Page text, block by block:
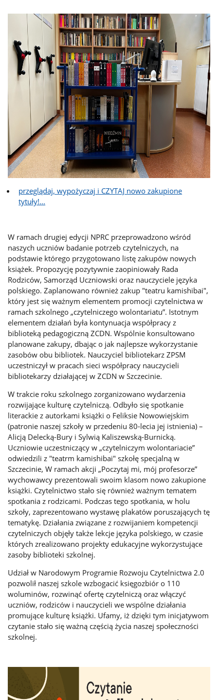
przeglądaj, wypożyczaj i CZYTAJ nowo zakupione
tytuły!...
W ramach drugiej edycji NPRC przeprowadzono wśród
naszych uczniów badanie potrzeb czytelniczych, na
podstawie którego przygotowano listę zakupów nowych
książek. Propozycję pozytywnie zaopiniowały Rada
Rodziców, Samorząd Uczniowski oraz nauczyciele języka
polskiego. Zaplanowano również zakup "teatru kamishibai",
który jest się ważnym elementem promocji czytelnictwa w
ramach szkolnego „czytelniczego wolontariatu”. Istotnym
elementem działań była kontynuacja współpracy z
biblioteką pedagogiczną ZCDN. Wspólnie konsultowano
planowane zakupy, dbając o jak najlepsze wykorzystanie
zasobów obu bibliotek. Nauczyciel bibliotekarz ZPSM
uczestniczył w pracach sieci współpracy nauczycieli
bibliotekarzy działającej w ZCDN w Szczecinie.
W trakcie roku szkolnego zorganizowano wydarzenia
rozwijające kulturę czytelniczą. Odbyło się spotkanie
literackie z autorkami książki o Feliksie Nowowiejskim
(patronie naszej szkoły w przedeniu 80-lecia jej istnienia) –
Alicją Delecką-Bury i Sylwią Kaliszewską-Burnicką.
Uczniowie uczestniczący w „czytelniczym wolontariacie”
odwiedzili z "teatrm kamishibai" szkołę specjalną w
Szczecinie, W ramach akcji „Poczytaj mi, mój profesorze”
wychowawcy prezentowali swoim klasom nowo zakupione
książki. Czytelnictwo stało się również ważnym tematem
spotkania z rodzicami. Podczas tego spotkania, w holu
szkoły, zaprezentowano wystawę plakatów poruszających tę
tematykę. Działania związane z rozwijaniem kompetencji
czytelniczych objęły także lekcje języka polskiego, w czasie
których zrealizowano projekty edukacyjne wykorzystujące
zasoby biblioteki szkolnej.
Udział w Narodowym Programie Rozwoju Czytelnictwa 2.0
pozwolił naszej szkole wzbogacić księgozbiór o 110
woluminów, rozwinąć ofertę czytelniczą oraz włączyć
uczniów, rodziców i nauczycieli we wspólne działania
promujące kulturę książki. Ufamy, iż dzięki tym inicjatywom
czytanie stało się ważną częścią życia naszej społeczności
szkolnej.